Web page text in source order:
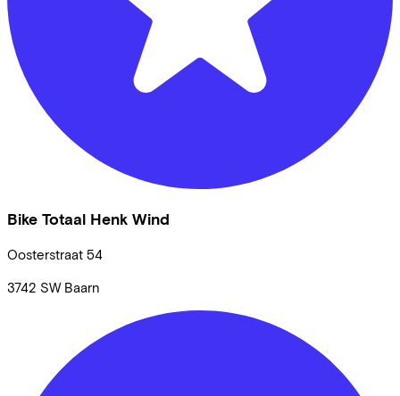
Bike Totaal Henk Wind
Oosterstraat 54
3742 SW Baarn